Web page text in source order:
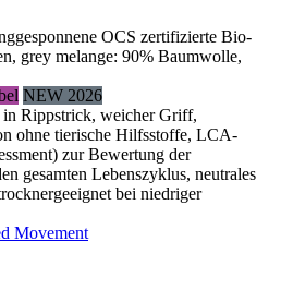
OCS zertifizierte Bio-
grey melange: 90% Baumwolle,
NEW 2026
Rippstrick, weicher Griff,
ohne tierische Hilfsstoffe, LCA-
zur Bewertung der
gesamten Lebenszyklus, neutrales
bei niedriger
Movement